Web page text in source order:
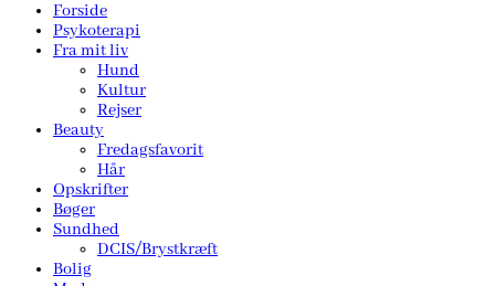
Forside
Psykoterapi
Fra mit liv
Hund
Kultur
Rejser
Beauty
Fredagsfavorit
Hår
Opskrifter
Bøger
Sundhed
DCIS/Brystkræft
Bolig